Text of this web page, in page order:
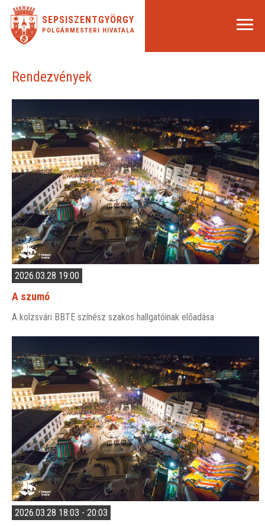
SEPSISZENTGYÖRGY
POLGÁRMESTERI HIVATALA
Rendezvények
2026.03.28 19:00
A szumó
A kolzsvári BBTE színész szakos hallgatóinak előadása
2026.03.28 18:03 - 20:03